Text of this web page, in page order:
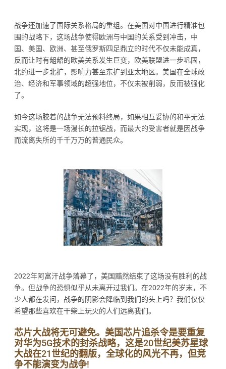
战争还加速了国际关系格局的重组。在美国对中国进行精准包
围的战略下，这场战争使得欧洲与中国的关系受到冲击，中
国、美国、欧洲、甚至俄罗斯四足鼎立的时代不仅未能成真，
反而让时有龃龉的欧美关系发生巨变，欧美联盟进一步巩固，
北约进一步北扩，影响力甚至东扩到亚太地区。美国在全球政
治、经济和军事领域的超强地位，不仅未被削弱，反而被强化
了。
如今这场胶着的战争无法预料终局，如果相互妥协的和平无法
实现，这将是一场漫长的拉锯战，而最大的受害者就是因战争
而流离失所的千千万万的普通民众。
2022年阿富汗战争落幕了，美国黯然结束了这场没有胜利的战
争。但战争的恐惧似乎从未离开过我们。在2022年的岁末，不
少人都在发问，战争的阴影会降临到我们的头上吗？我们仅仅
希望那些喜欢在干柴上玩火的人们远离我们。
芯片大战将无可避免。美国芯片追杀令是要重复
对华为5G技术的封杀战略，这是20世纪美苏星球
大战在21世纪的翻版，全球化的风光不再，但竞
争不能演变为战争!